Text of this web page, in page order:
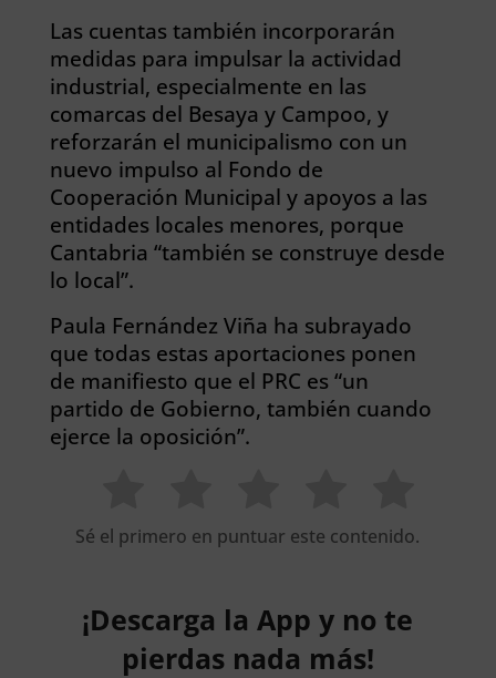
Las cuentas también incorporarán
medidas para impulsar la actividad
industrial, especialmente en las
comarcas del Besaya y Campoo, y
reforzarán el municipalismo con un
nuevo impulso al Fondo de
Cooperación Municipal y apoyos a las
entidades locales menores, porque
Cantabria “también se construye desde
lo local”.
Paula Fernández Viña ha subrayado
que todas estas aportaciones ponen
de manifiesto que el PRC es “un
partido de Gobierno, también cuando
ejerce la oposición”.
Sé el primero en puntuar este contenido.
¡Descarga la App y no te
pierdas nada más!